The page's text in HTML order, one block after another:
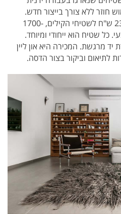
חוזר ללא צורך בייצור חדש.
המחיר נע בטווח בין 2300-6000 ש"ח לשטיחי הקילים, 1700-
כל שטיח הוא ייחודי ומיוחד.
מרגשת. המכירה היא און ליין
לתיאום וביקור בצור הדסה.